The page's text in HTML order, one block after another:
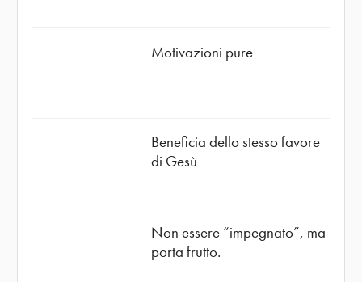
Motivazioni pure
Beneficia dello stesso favore
di Gesù
Non essere “impegnato”, ma
porta frutto.